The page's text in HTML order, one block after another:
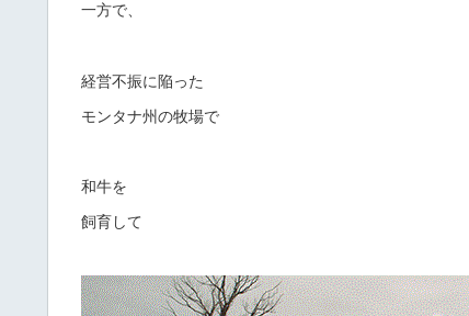
一方で、
経営不振に陥った
モンタナ州の牧場で
和牛を
飼育して